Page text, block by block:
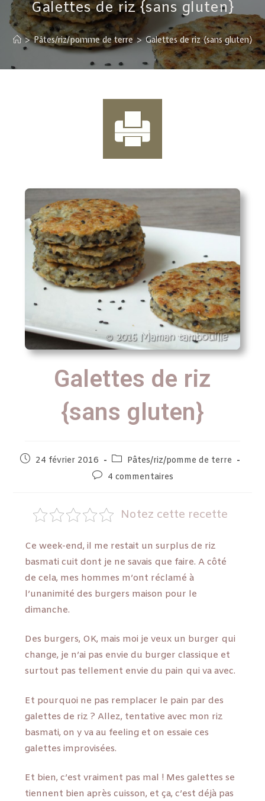
Galettes de riz {sans gluten}
> Pâtes/riz/pomme de terre > Galettes de riz {sans gluten}
Galettes de riz
{sans gluten}
24 février 2016
Pâtes/riz/pomme de terre
4 commentaires
Notez cette recette
Ce week-end, il me restait un surplus de riz
basmati cuit dont je ne savais que faire. A côté
de cela, mes hommes m’ont réclamé à
l’unanimité des burgers maison pour le
dimanche.
Des burgers, OK, mais moi je veux un burger qui
change, je n’ai pas envie du burger classique et
surtout pas tellement envie du pain qui va avec.
Et pourquoi ne pas remplacer le pain par des
galettes de riz ? Allez, tentative avec mon riz
basmati, on y va au feeling et on essaie ces
galettes improvisées.
Et bien, c’est vraiment pas mal ! Mes galettes se
tiennent bien après cuisson, et ça, c’est déjà pas